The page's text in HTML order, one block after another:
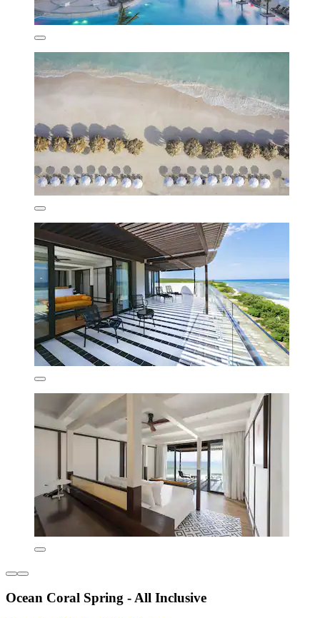
Ocean Coral Spring - All Inclusive